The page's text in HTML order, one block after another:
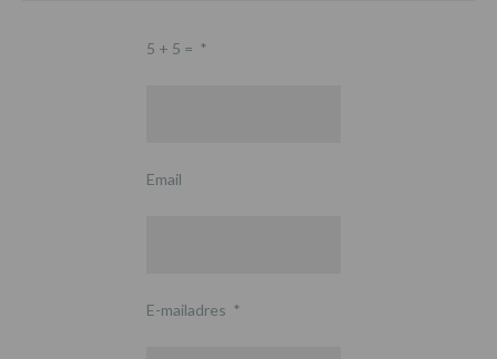
5 + 5 = *
Email
E-mailadres *